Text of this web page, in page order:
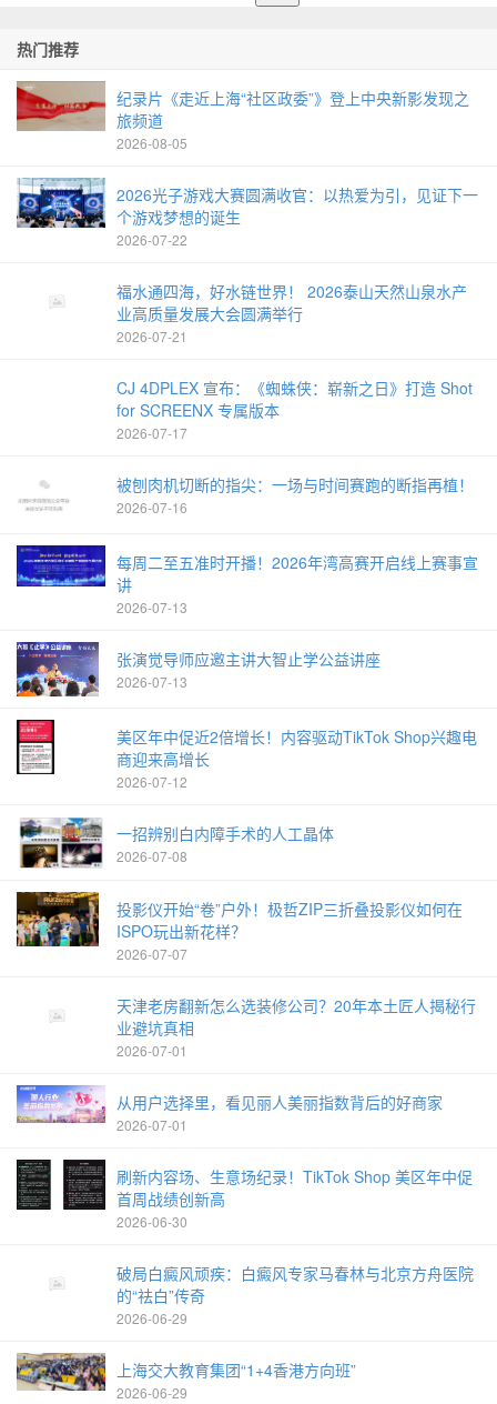
热门推荐
纪录片《走近上海“社区政委”》登上中央新影发现之
旅频道
2026-08-05
2026光子游戏大赛圆满收官：以热爱为引，见证下一
个游戏梦想的诞生
2026-07-22
福水通四海，好水链世界！ 2026泰山天然山泉水产
业高质量发展大会圆满举行
2026-07-21
CJ 4DPLEX 宣布：《蜘蛛侠：崭新之日》打造 Shot
for SCREENX 专属版本
2026-07-17
被刨肉机切断的指尖：一场与时间赛跑的断指再植！
2026-07-16
每周二至五准时开播！2026年湾高赛开启线上赛事宣
讲
2026-07-13
张演觉导师应邀主讲大智止学公益讲座
2026-07-13
美区年中促近2倍增长！内容驱动TikTok Shop兴趣电
商迎来高增长
2026-07-12
一招辨别白内障手术的人工晶体
2026-07-08
投影仪开始“卷”户外！极哲ZIP三折叠投影仪如何在
ISPO玩出新花样？
2026-07-07
天津老房翻新怎么选装修公司？20年本土匠人揭秘行
业避坑真相
2026-07-01
从用户选择里，看见丽人美丽指数背后的好商家
2026-07-01
刷新内容场、生意场纪录！TikTok Shop 美区年中促
首周战绩创新高
2026-06-30
破局白癜风顽疾：白癜风专家马春林与北京方舟医院
的“祛白”传奇
2026-06-29
上海交大教育集团“1+4香港方向班”
2026-06-29